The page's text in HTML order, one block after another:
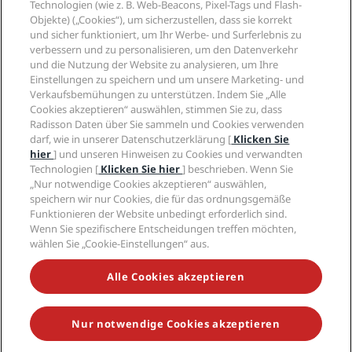
Radisson Hotels APP
„Sports Approved“-Hotels
Familienfreundliche Hotels
Gesundheit & Sicherheit
Radisson Hotel Group
Medien
Karriere RHG
Karriere PPHE
Karrieren EHL
The Club by RHG
Entwicklungsmöglichkeiten
Responsible Business – Unser Engagement
Einkauf
Rechtliches
Privacy Centre
Rechtliche Hinweise
Radisson Rewards Geschäftsbedingungen
Website-Nutzungsvereinbarung
Digitale Barrierefreiheit
Moderne Sklaverei – Erklärung
Hilfe
Verbrauchermeldungen
Kontakt
FAQ
Inhaltsübersicht
Soziale Medien
Marken von Radisson Hotels
VERPASSEN SIE NIEMALS UNSERE BELIEBTESTEN
ANGEBOTE
© 2026 Radisson Hotel Group.Alle Rechte vorbehalten. RHG Radisson
Hotel Group, Radisson, Radisson RED, Radisson Blu, Radisson Collection,
Technologien (wie z. B. Web-Beacons, Pixel-Tags und Flash-
Objekte) („Cookies“), um sicherzustellen, dass sie korrekt
und sicher funktioniert, um Ihr Werbe- und Surferlebnis zu
verbessern und zu personalisieren, um den Datenverkehr
und die Nutzung der Website zu analysieren, um Ihre
Einstellungen zu speichern und um unsere Marketing- und
Verkaufsbemühungen zu unterstützen. Indem Sie „Alle
Cookies akzeptieren“ auswählen, stimmen Sie zu, dass
Radisson Daten über Sie sammeln und Cookies verwenden
darf, wie in unserer Datenschutzerklärung [ Klicken Sie
hier] und unseren Hinweisen zu Cookies und verwandten
Technologien [ Klicken Sie hier] beschrieben. Wenn Sie
„Nur notwendige Cookies akzeptieren“ auswählen,
speichern wir nur Cookies, die für das ordnungsgemäße
Funktionieren der Website unbedingt erforderlich sind.
Wenn Sie spezifischere Entscheidungen treffen möchten,
wählen Sie „Cookie-Einstellungen“ aus.
Alle Cookies akzeptieren
Nur notwendige Cookies akzeptieren